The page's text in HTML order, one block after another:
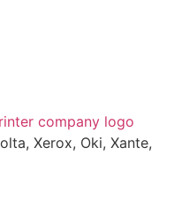
Xerox, Oki, Xante,